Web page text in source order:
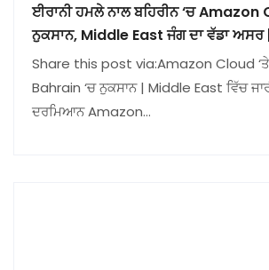
ਈਰਾਨੀ ਹਮਲੇ ਨਾਲ ਬਹਿਰੀਨ ‘ਚ Amazon
ਨੁਕਸਾਨ, Middle East ਜੰਗ ਦਾ ਵੱਡਾ ਅਸਰ
Share this post via:Amazon Cloud ‘ਤੇ
Bahrain ‘ਚ ਨੁਕਸਾਨ | Middle East ਵਿੱਚ
ਦਰਮਿਆਨ Amazon…